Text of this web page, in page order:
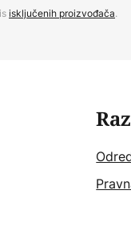
isključenih proizvođača.